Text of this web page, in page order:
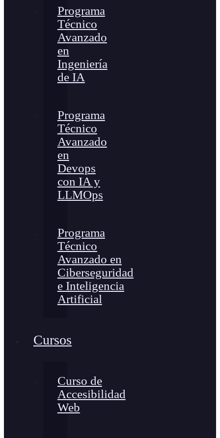
Programa
Técnico
Avanzado
en
Ingeniería
de IA
Programa
Técnico
Avanzado
en
Devops
con IA y
LLMOps
Programa
Técnico
Avanzado en
Ciberseguridad
e Inteligencia
Artificial
Cursos
Curso de
Accesibilidad
Web